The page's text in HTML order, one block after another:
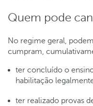
Quem pode
No regime geral,
cumpram,
ter concluído o
habilitação
ter realizado provas